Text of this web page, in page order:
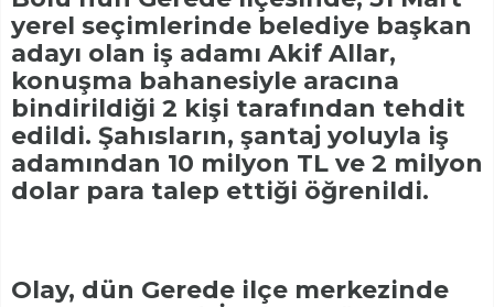
yerel seçimlerinde belediye başkan
adayı olan iş adamı Akif Allar,
konuşma bahanesiyle aracına
bindirildiği 2 kişi tarafından tehdit
edildi. Şahısların, şantaj yoluyla iş
adamından 10 milyon TL ve 2 milyon
dolar para talep ettiği öğrenildi.
Olay, dün Gerede ilçe merkezinde